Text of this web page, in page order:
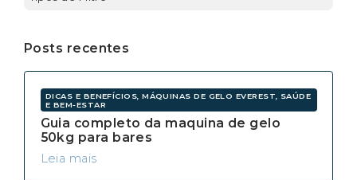
Posts recentes
DICAS E BENEFÍCIOS, MÁQUINAS DE GELO EVEREST, SAÚDE
E BEM-ESTAR
Guia completo da maquina de gelo
50kg para bares
Leia mais